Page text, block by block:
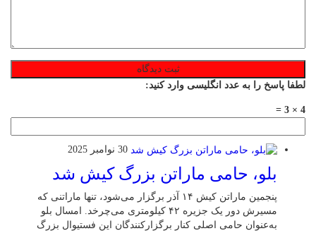
لطفا پاسخ را به عدد انگلیسی وارد کنید:
4 × 3 =
30 نوامبر 2025
بلو، حامی ماراتن بزرگ کیش شد
پنجمین ماراتن کیش ۱۴ آذر برگزار می‌شود، تنها ماراتنی که
مسیرش دور یک جزیره ۴۲ کیلومتری می‌چرخد. امسال بلو
به‌عنوان حامی اصلی کنار برگزارکنندگان این فستیوال بزرگ